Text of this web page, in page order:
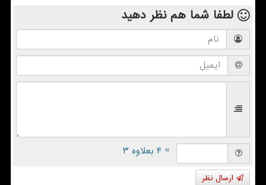
لطفا شما همنظر دهید
= ۴ بعلاوه ۳
ارسال نظر